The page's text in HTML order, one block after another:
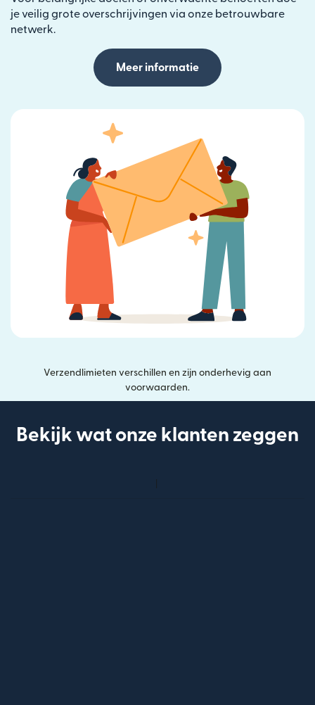
je veilig grote overschrijvingen via onze betrouwbare
netwerk.
Meer informatie
Verzendlimieten verschillen en zijn onderhevig aan
voorwaarden.
Bekijk wat onze klanten zeggen